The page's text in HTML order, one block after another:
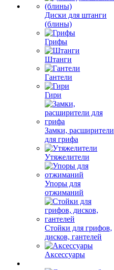
Диски для штанги
(блины)
Грифы
Штанги
Гантели
Гири
Замки, расширители
для грифа
Утяжелители
Упоры для
отжиманий
Стойки для грифов,
дисков, гантелей
Аксессуары